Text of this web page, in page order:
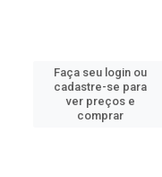
Faça seu login ou
cadastre-se para
ver preços e
comprar